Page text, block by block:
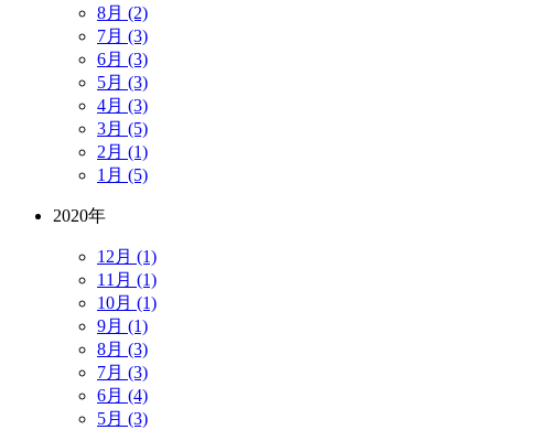
8月 (2)
7月 (3)
6月 (3)
5月 (3)
4月 (3)
3月 (5)
2月 (1)
1月 (5)
2020年
12月 (1)
11月 (1)
10月 (1)
9月 (1)
8月 (3)
7月 (3)
6月 (4)
5月 (3)